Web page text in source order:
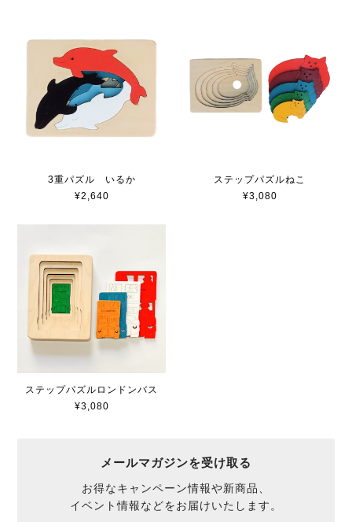
3重パズル いるか
¥2,640
ステップパズルねこ
¥3,080
ステップパズルロンドンバス
¥3,080
メールマガジンを受け取る
お得なキャンペーン情報や新商品、
イベント情報などをお届けいたします。